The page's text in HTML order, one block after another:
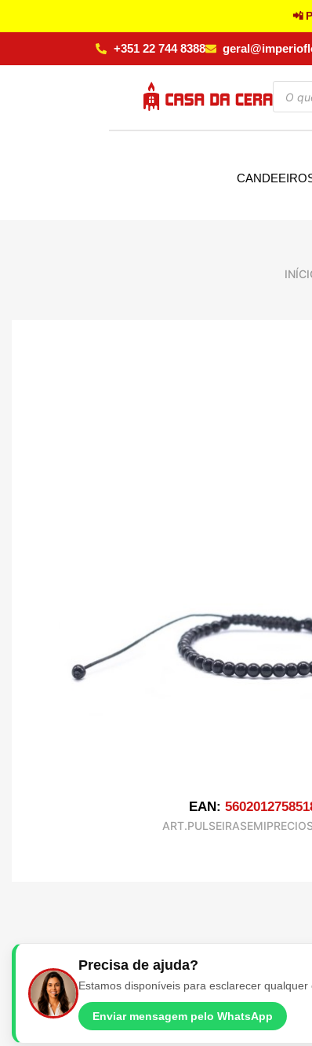
📲
+351 22 744 8388
EAN:
Precisa de ajuda?
Estamos disponíveis para esclarecer qualquer
Enviar mensagem pelo WhatsApp